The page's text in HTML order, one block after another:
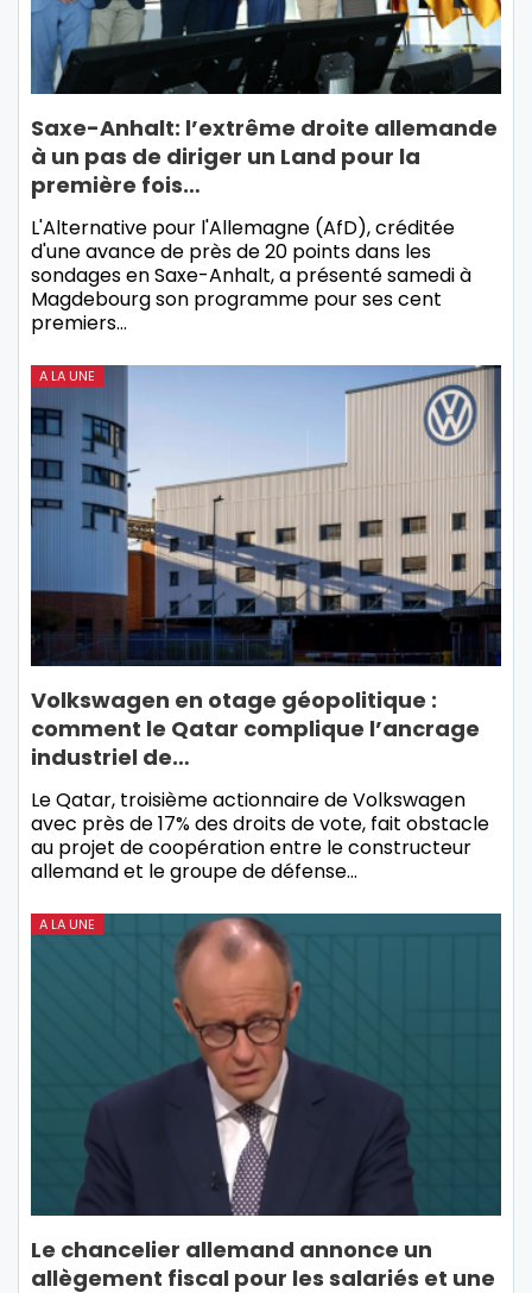
Saxe-Anhalt: l’extrême droite allemande
à un pas de diriger un Land pour la
première fois…
L'Alternative pour l'Allemagne (AfD), créditée
d'une avance de près de 20 points dans les
sondages en Saxe-Anhalt, a présenté samedi à
Magdebourg son programme pour ses cent
premiers…
A LA UNE
Volkswagen en otage géopolitique :
comment le Qatar complique l’ancrage
industriel de…
Le Qatar, troisième actionnaire de Volkswagen
avec près de 17% des droits de vote, fait obstacle
au projet de coopération entre le constructeur
allemand et le groupe de défense…
A LA UNE
Le chancelier allemand annonce un
allègement fiscal pour les salariés et une